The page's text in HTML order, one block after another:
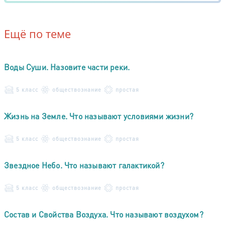
Ещё по теме
Воды Суши. Назовите части реки.
5 класс обществознание простая
Жизнь на Земле. Что называют условиями жизни?
5 класс обществознание простая
Звездное Небо. Что называют галактикой?
5 класс обществознание простая
Состав и Свойства Воздуха. Что называют воздухом?